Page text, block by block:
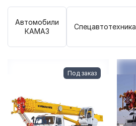
Автомобили
КАМАЗ
Спецавтотехника
Класс автобуса
Марка двигателя
Под заказ